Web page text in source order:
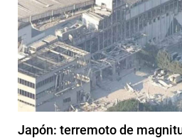
Japón: terremoto de